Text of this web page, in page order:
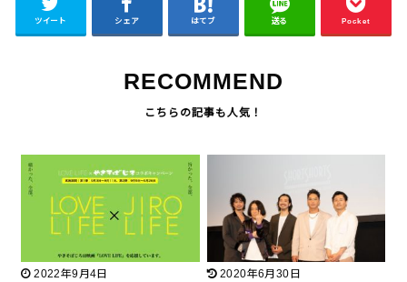
ツイート シェア はてブ 送る Pocket
RECOMMEND
2022年9月4日
2020年6月30日